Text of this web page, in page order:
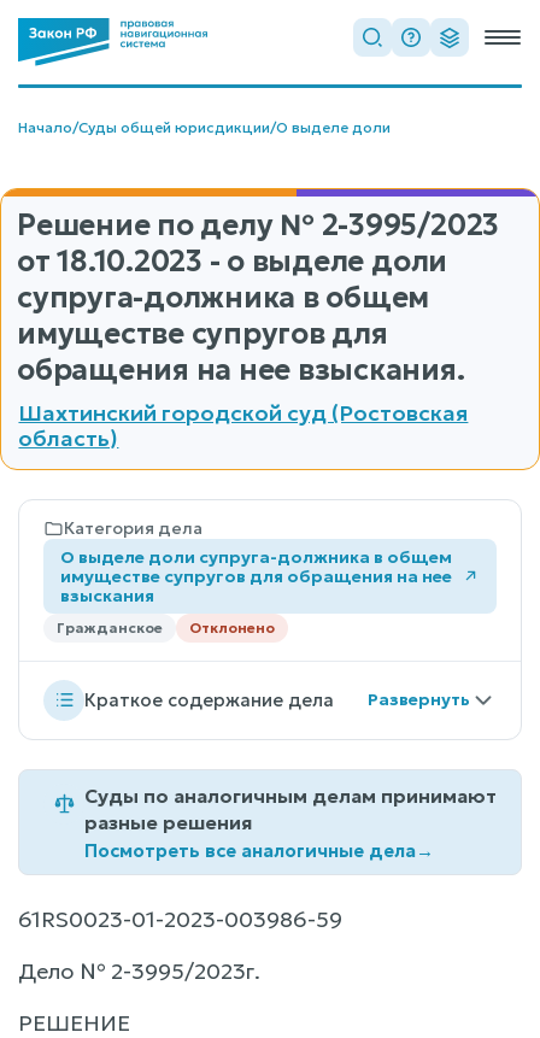
Начало/Суды общей юрисдикции/О выделе доли
Решение по делу № 2-3995/2023
от 18.10.2023 - о выделе доли
супруга-должника в общем
имуществе супругов для
обращения на нее взыскания.
Шахтинский городской суд (Ростовская
область)
Категория дела
О выделе доли супруга-должника в общем
имуществе супругов для обращения на нее
взыскания
Гражданское Отклонено
Краткое содержание дела
Суды по аналогичным делам принимают
разные решения
Посмотреть все аналогичные дела→
61RS0023-01-2023-003986-59
Дело № 2-3995/2023г.
РЕШЕНИЕ